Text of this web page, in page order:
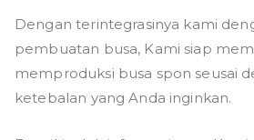
Dengan terintegrasinya kami
pembuatan busa, Kami siap
memproduksi busa spon seusai
ketebalan yang Anda inginkan.